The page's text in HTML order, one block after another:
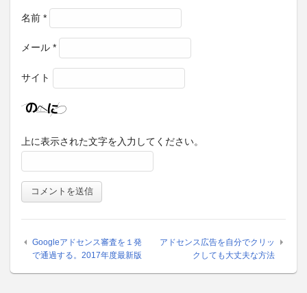
名前 *
メール *
サイト
上に表示された文字を入力してください。
Googleアドセンス審査を１発
で通過する。2017年度最新版
アドセンス広告を自分でクリッ
クしても大丈夫な方法